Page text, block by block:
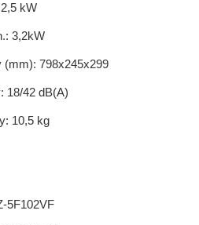
kW
3,2kW
(mm): 798x245x299
18/42 dB(A)
10,5 kg
5F102VF